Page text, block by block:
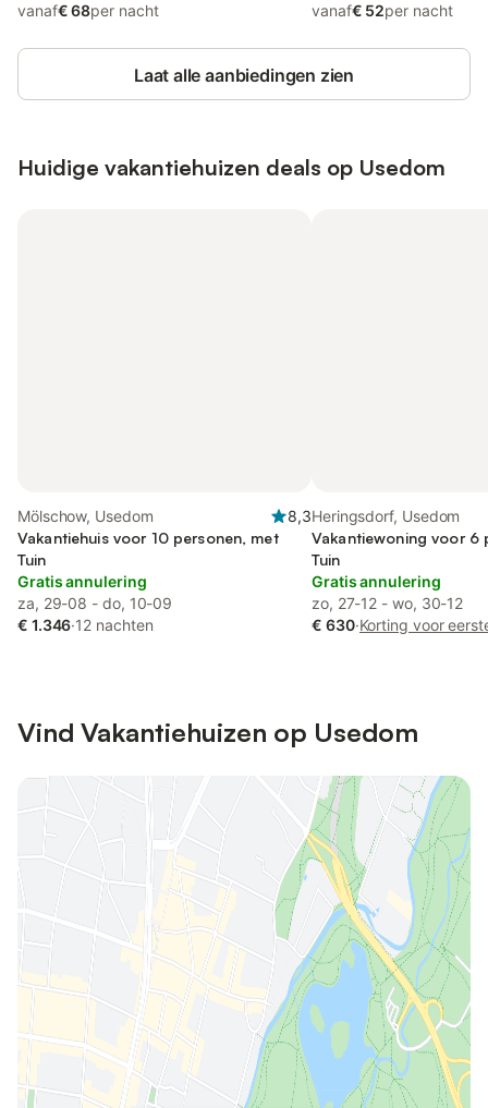
vanaf€ 68per nacht vanaf€ 52per nacht
Laat alle aanbiedingen zien
Huidige vakantiehuizen deals op Usedom
Mölschow, Usedom
8,3
Vakantiehuis voor 10 personen, met
Tuin
Gratis annulering
za, 29-08 - do, 10-09
€ 1.346·12 nachten
Heringsdorf, Usedom
Vakantiewoning voor 6
Tuin
Gratis annulering
zo, 27-12 - wo, 30-12
€ 630·Korting voor
Vind Vakantiehuizen op Usedom